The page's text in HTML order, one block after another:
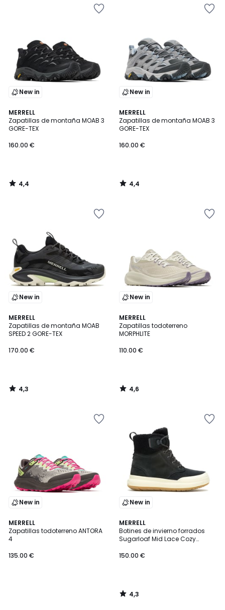
New in
MERRELL
Zapatillas de montaña MOAB 3
GORE-TEX
160.00 €
4,4
/ 5
4,4
/
New in
MERRELL
Zapatillas de montaña MOAB 3
GORE-TEX
160.00 €
4,4
/ 5
4,4
/
New in
MERRELL
Zapatillas de montaña MOAB
SPEED 2 GORE-TEX
170.00 €
4,3
/ 5
4,3
/
New in
MERRELL
Zapatillas todoterreno
MORPHLITE
110.00 €
4,6
/ 5
4,6
/
New in
MERRELL
Zapatillas todoterreno ANTORA
4
135.00 €
New in
MERRELL
Botines de invierno forrados
Sugarloaf Mid Lace Cozy
150.00 €
4,3
/ 5
4,3
/